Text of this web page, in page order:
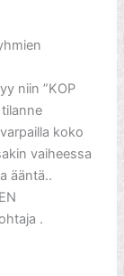
niin ”KOP
koko
vaiheessa
ääntä..
.